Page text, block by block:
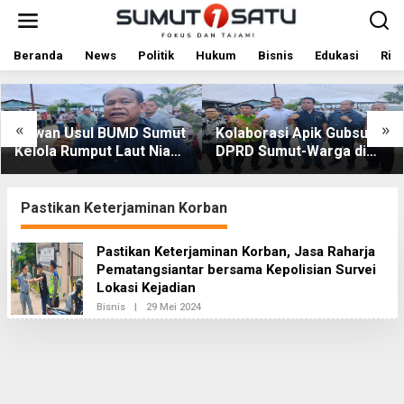
t
i
k
o
n
Beranda News Politik Hukum Bisnis Edukasi
« »
Dewan Usul BUMD Sumut
Kelola Rumput Laut Nias
Utara dari Hulu ke Hilir
Kolaborasi Apik Gubsu-
DPRD Sumut-Warga di
Nias Utara: Jalan Rusak
Diperbaiki
Pastikan Keterjaminan Korban
Pastikan Keterjaminan Korban, Jasa Raharja
Pematangsiantar bersama Kepolisian Survei
Lokasi Kejadian
Bisnis | 29 Mei 2024O
L